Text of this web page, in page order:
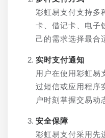
彩虹易支付支持多
卡、借记卡、电子
己的需求选择最合
实时支付通知
用户在使用彩虹易
过短信或应用程序
户时刻掌握交易动
安全保障
彩虹易支付采用先